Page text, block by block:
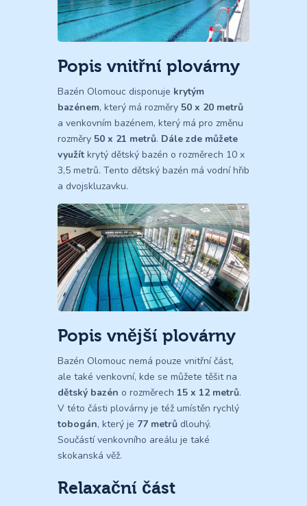
Popis vnitřní plovárny
Bazén Olomouc disponuje krytým
bazénem, který má rozměry 50 x 20 metrů
a venkovním bazénem, který má pro změnu
rozměry 50 x 21 metrů. Dále zde můžete
využít krytý dětský bazén o rozměrech 10 x
3,5 metrů. Tento dětský bazén má vodní hřib
a dvojskluzavku.
Popis vnější plovárny
Bazén Olomouc nemá pouze vnitřní část,
ale také venkovní, kde se můžete těšit na
dětský bazén o rozměrech 15 x 12 metrů.
V této části plovárny je též umístěn rychlý
tobogán, který je 77 metrů dlouhý.
Součástí venkovního areálu je také
skokanská věž.
Relaxační část